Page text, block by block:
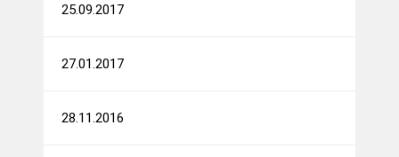
25.09.2017
27.01.2017
28.11.2016